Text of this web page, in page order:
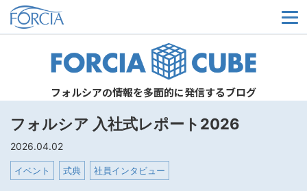
メ
フォルシアの情報を多面的に発信するブログ
フォルシア 入社式レポート2026
2026.04.02
イベント 式典 社員インタビュー